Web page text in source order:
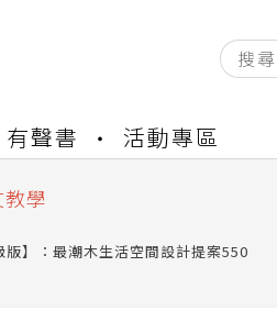
有聲書 活動專區
學
】：最潮木生活空間設計提案550